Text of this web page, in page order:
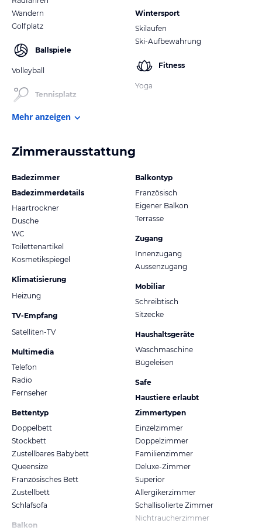
Wandern
Golfplatz
Ballspiele
Volleyball
Tennisplatz
Wintersport
Skilaufen
Ski-Aufbewahrung
Fitness
Yoga
Mehr anzeigen
Zimmerausstattung
Badezimmer
Badezimmerdetails
Haartrockner
Dusche
WC
Toilettenartikel
Kosmetikspiegel
Klimatisierung
Heizung
TV-Empfang
Satelliten-TV
Multimedia
Telefon
Radio
Fernseher
Bettentyp
Doppelbett
Stockbett
Zustellbares Babybett
Queensize
Französisches Bett
Zustellbett
Schlafsofa
Balkon
Balkontyp
Französisch
Eigener Balkon
Terrasse
Zugang
Innenzugang
Aussenzugang
Mobiliar
Schreibtisch
Sitzecke
Haushaltsgeräte
Waschmaschine
Bügeleisen
Safe
Haustiere erlaubt
Zimmertypen
Einzelzimmer
Doppelzimmer
Familienzimmer
Deluxe-Zimmer
Superior
Allergikerzimmer
Schallisolierte Zimmer
Nichtraucherzimmer